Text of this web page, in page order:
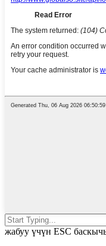
жабуу үчүн ESC